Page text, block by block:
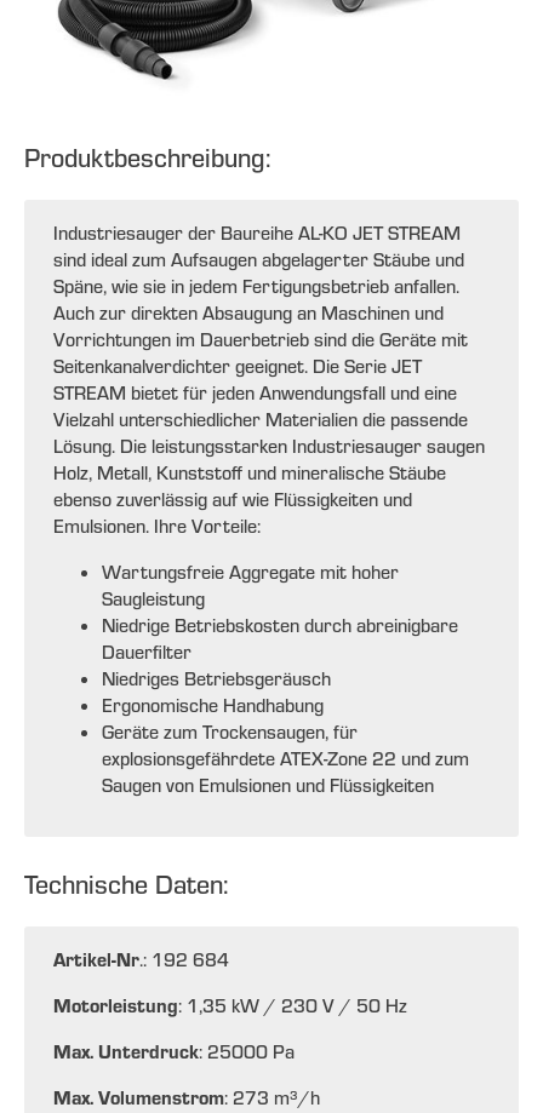
Produktbeschreibung:
Industriesauger der Baureihe AL-KO JET STREAM
sind ideal zum Aufsaugen abgelagerter Stäube und
Späne, wie sie in jedem Fertigungsbetrieb anfallen.
Auch zur direkten Absaugung an Maschinen und
Vorrichtungen im Dauerbetrieb sind die Geräte mit
Seitenkanalverdichter geeignet. Die Serie JET
STREAM bietet für jeden Anwendungsfall und eine
Vielzahl unterschiedlicher Materialien die passende
Lösung. Die leistungsstarken Industriesauger saugen
Holz, Metall, Kunststoff und mineralische Stäube
ebenso zuverlässig auf wie Flüssigkeiten und
Emulsionen. Ihre Vorteile:
Wartungsfreie Aggregate mit hoher
Saugleistung
Niedrige Betriebskosten durch abreinigbare
Dauerfilter
Niedriges Betriebsgeräusch
Ergonomische Handhabung
Geräte zum Trockensaugen, für
explosionsgefährdete ATEX-Zone 22 und zum
Saugen von Emulsionen und Flüssigkeiten
Technische Daten:
Artikel-Nr.: 192 684
Motorleistung: 1,35 kW / 230 V / 50 Hz
Max. Unterdruck: 25000 Pa
Max. Volumenstrom: 273 m³/h